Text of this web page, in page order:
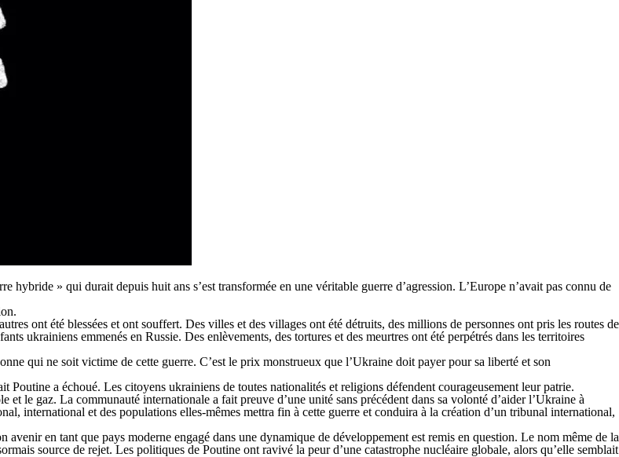
» qui durait depuis huit ans s’est transformée en une véritable guerre d’agression. L’Europe n’avait pas connu de
ont été blessées et ont souffert. Des villes et des villages ont été détruits, des millions de personnes ont pris les routes de
ukrainiens emmenés en Russie. Des enlèvements, des tortures et des meurtres ont été perpétrés dans les territoires
qui ne soit victime de cette guerre. C’est le prix monstrueux que l’Ukraine doit payer pour sa liberté et son
a échoué. Les citoyens ukrainiens de toutes nationalités et religions défendent courageusement leur patrie.
le gaz. La communauté internationale a fait preuve d’une unité sans précédent dans sa volonté d’aider l’Ukraine à
international et des populations elles-mêmes mettra fin à cette guerre et conduira à la création d’un tribunal international,
en tant que pays moderne engagé dans une dynamique de développement est remis en question. Le nom même de la
source de rejet. Les politiques de Poutine ont ravivé la peur d’une catastrophe nucléaire globale, alors qu’elle semblait